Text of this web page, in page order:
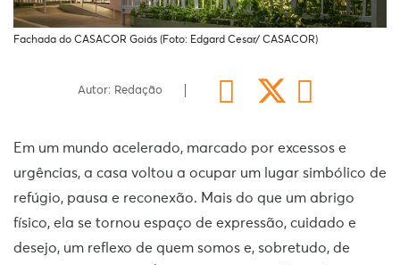
Fachada do CASACOR Goiás (Foto: Edgard Cesar/ CASACOR)
Autor: Redação
Em um mundo acelerado, marcado por excessos e
urgências, a casa voltou a ocupar um lugar simbólico de
refúgio, pausa e reconexão. Mais do que um abrigo
físico, ela se tornou espaço de expressão, cuidado e
desejo, um reflexo de quem somos e, sobretudo, de